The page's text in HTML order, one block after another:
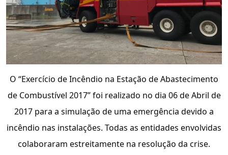
O “Exercício de Incêndio na Estação de Abastecimento
de Combustível 2017” foi realizado no dia 06 de Abril de
2017 para a simulação de uma emergência devido a
incêndio nas instalações. Todas as entidades envolvidas
colaboraram estreitamente na resolução da crise.